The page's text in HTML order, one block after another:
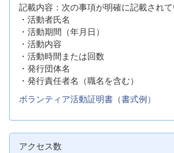
記載内容：次の事項が明確に記載されて
・活動者氏名
・活動期間（年月日）
・活動内容
・活動時間または回数
・発行団体名
・発行責任者名（職名を含む）
ボランティア活動証明書（書式例）
アクセス数